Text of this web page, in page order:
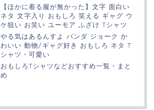
【ほかに着る服が無かった】文字 面白い
ネタ 文字入り おもしろ 笑える ギャグ ウ
ケ狙い お笑い ユーモア ふざけ Tシャツ
やる気はあるんすよ パンダ ジョーク か
わいい 動物/ギャグ好き おもしろ ネタ T
シャツ・可愛い
おもしろTシャツなどおすすめ一覧・まと
め